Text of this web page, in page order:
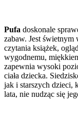
Pufa doskonale
zabaw. Jest świetnym
czytania książek,
wygodnemu,
zapewnia wysoki
ciała dziecka.
jak i starszych dzieci,
lata, nie nudząc się